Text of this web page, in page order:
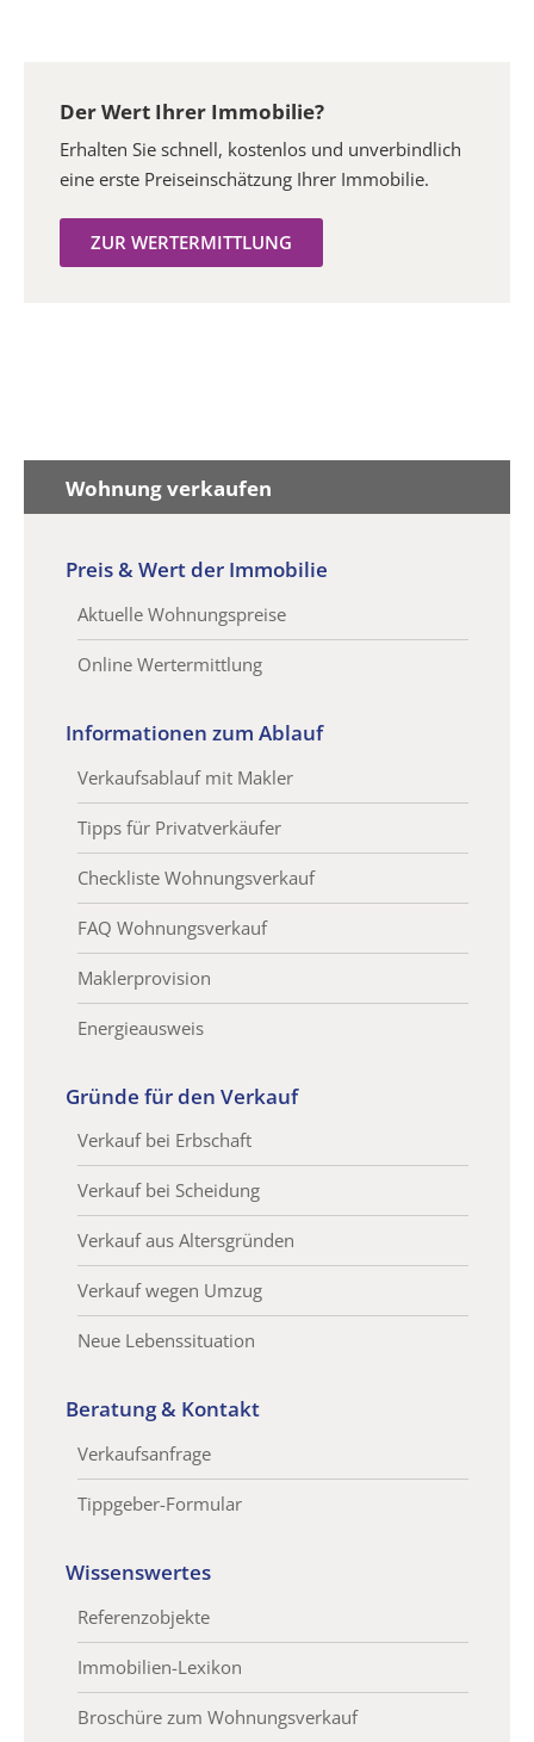
Der Wert Ihrer Immobilie?
Erhalten Sie schnell, kostenlos und unverbindlich
eine erste Preiseinschätzung Ihrer Immobilie.
ZUR WERTERMITTLUNG
Wohnung verkaufen
Preis & Wert der Immobilie
Aktuelle Wohnungspreise
Online Wertermittlung
Informationen zum Ablauf
Verkaufsablauf mit Makler
Tipps für Privatverkäufer
Checkliste Wohnungsverkauf
FAQ Wohnungsverkauf
Maklerprovision
Energieausweis
Gründe für den Verkauf
Verkauf bei Erbschaft
Verkauf bei Scheidung
Verkauf aus Altersgründen
Verkauf wegen Umzug
Neue Lebenssituation
Beratung & Kontakt
Verkaufsanfrage
Tippgeber-Formular
Wissenswertes
Referenzobjekte
Immobilien-Lexikon
Broschüre zum Wohnungsverkauf